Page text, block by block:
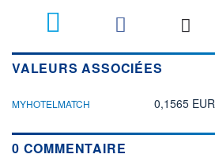
VALEURS ASSOCIÉES
MYHOTELMATCH 0,1565 EUR
0 COMMENTAIRE